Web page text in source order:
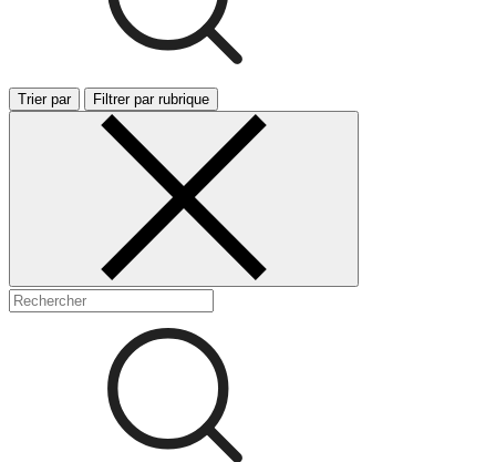
Trier par Filtrer par rubrique